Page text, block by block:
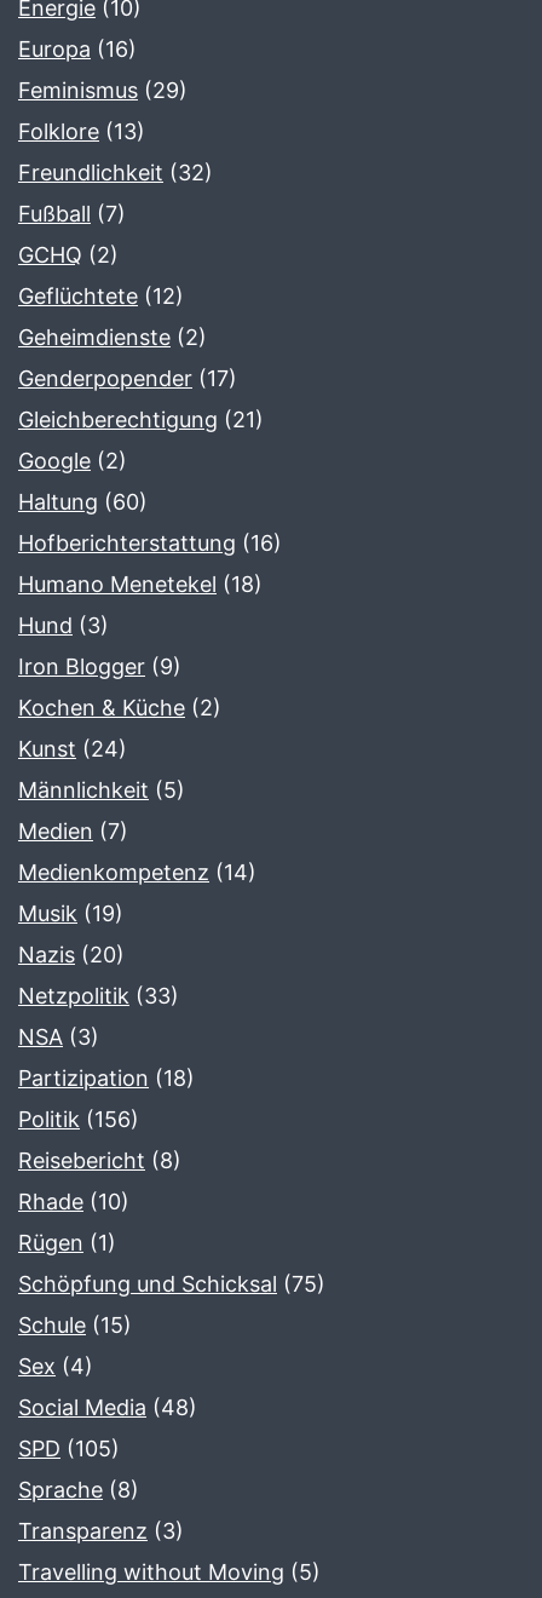
Energie (10)
Europa (16)
Feminismus (29)
Folklore (13)
Freundlichkeit (32)
Fußball (7)
GCHQ (2)
Geflüchtete (12)
Geheimdienste (2)
Genderpopender (17)
Gleichberechtigung (21)
Google (2)
Haltung (60)
Hofberichterstattung (16)
Humano Menetekel (18)
Hund (3)
Iron Blogger (9)
Kochen & Küche (2)
Kunst (24)
Männlichkeit (5)
Medien (7)
Medienkompetenz (14)
Musik (19)
Nazis (20)
Netzpolitik (33)
NSA (3)
Partizipation (18)
Politik (156)
Reisebericht (8)
Rhade (10)
Rügen (1)
Schöpfung und Schicksal (75)
Schule (15)
Sex (4)
Social Media (48)
SPD (105)
Sprache (8)
Transparenz (3)
Travelling without Moving (5)